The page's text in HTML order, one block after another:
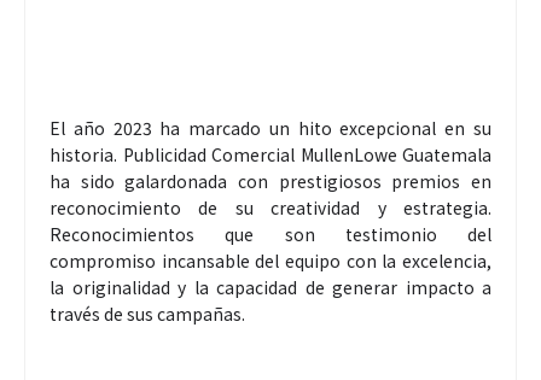
El año 2023 ha marcado un hito excepcional en su
historia. Publicidad Comercial MullenLowe Guatemala
ha sido galardonada con prestigiosos premios en
reconocimiento de su creatividad y estrategia.
Reconocimientos que son testimonio del
compromiso incansable del equipo con la excelencia,
la originalidad y la capacidad de generar impacto a
través de sus campañas.